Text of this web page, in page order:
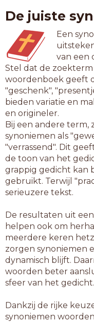
De juiste
Een
van een
Stel dat de
woordenboek geeft
"geschenk",
bieden variatie en
en origineler.
Bij een andere term,
synoniemen als
"verrassend". Dit
de toon van het
grappig gedicht kan
gebruikt. Terwijl
serieuzere tekst.
De resultaten uit
helpen ook om
meerdere keren
zorgen synoniemen
dynamisch blijft.
woorden beter
sfeer van het gedicht.
Dankzij de rijke
synoniemen